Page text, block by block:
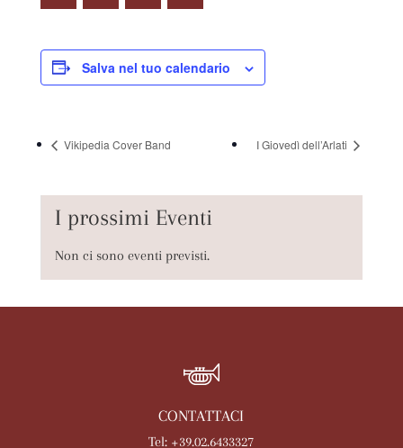
Salva nel tuo calendario
Vikipedia Cover Band I Giovedì dell’Arlati
I prossimi Eventi
Non ci sono eventi previsti.
CONTATTACI
Tel: +39.02.6433327